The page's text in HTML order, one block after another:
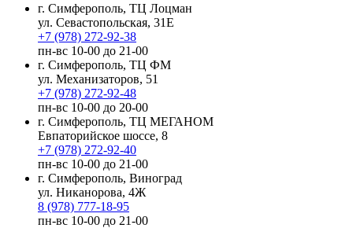
г. Симферополь, ТЦ Лоцман
ул. Севастопольская, 31Е
+7 (978) 272-92-38
пн-вс 10-00 до 21-00
г. Симферополь, ТЦ ФМ
ул. Механизаторов, 51
+7 (978) 272-92-48
пн-вс 10-00 до 20-00
г. Симферополь, ТЦ МЕГАНОМ
Евпаторийское шоссе, 8
+7 (978) 272-92-40
пн-вс 10-00 до 21-00
г. Симферополь, Виноград
ул. Никанорова, 4Ж
8 (978) 777-18-95
пн-вс 10-00 до 21-00